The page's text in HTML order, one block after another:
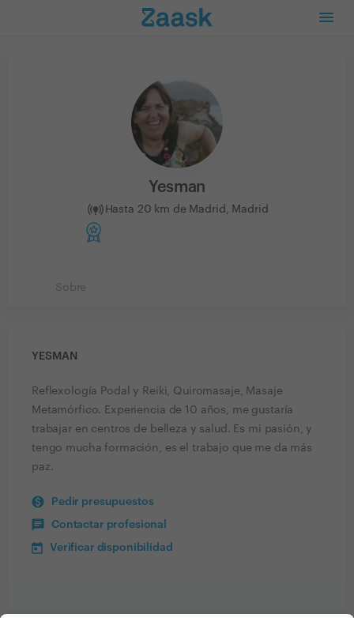
Yesman
Hasta 20 km de Madrid, Madrid
Sobre
YESMAN
Reflexología Podal y Reiki, Quiromasaje, Masaje
Metamórfico. Experiencia de 10 años, me gustaría
trabajar en centros de belleza y salud. Es mi pasión, y
tengo mucha formación, es el trabajo que me da más
paz.
Pedir presupuestos
Contactar profesional
Verificar disponibilidad